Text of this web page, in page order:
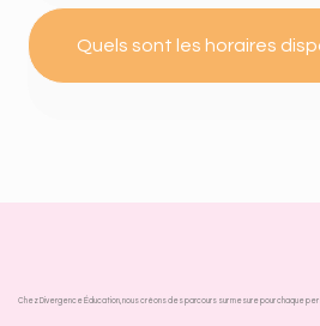
Chez Divergence Éducation, nous créons des parcours sur mesure pour chaque
Quels sont les horaires